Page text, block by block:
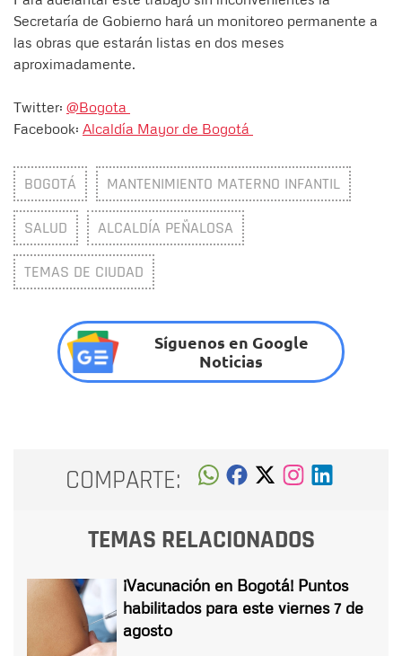
Secretaría de Gobierno hará un monitoreo permanente a
las obras que estarán listas en dos meses
aproximadamente.
Twitter: @Bogota
Facebook: Alcaldía Mayor de Bogotá
BOGOTÁ MANTENIMIENTO MATERNO INFANTIL
SALUD ALCALDÍA PEÑALOSA
TEMAS DE CIUDAD
Síguenos en Google
Noticias
COMPARTE:
TEMAS RELACIONADOS
¡Vacunación en Bogotá! Puntos
habilitados para este viernes 7 de
agosto